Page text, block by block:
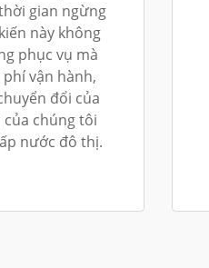
gian ngừng
này không
phục vụ mà
vận hành,
đổi của
của chúng tôi
nước đô thị.